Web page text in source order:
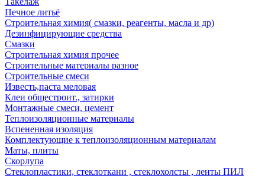
Печное литьё
Строительная химия( смазки, реагенты, масла и др)
Дезинфицирующие средства
Смазки
Строительная химия прочее
Строительные материалы разное
Строительные смеси
Известь,паста меловая
Клеи общестроит., затирки
Монтажные смеси, цемент
Теплоизоляционные материалы
Вспененная изоляция
Комплектующие к теплоизоляционным материалам
Маты, плиты
Скорлупа
Стеклопластики, стеклоткани , стеклохолсты , ленты ПИЛ